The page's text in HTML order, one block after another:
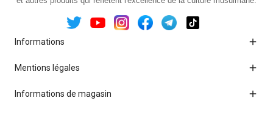
Informations 
Mentions légales 
Informations de magasin 